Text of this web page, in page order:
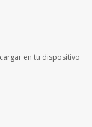
en tu dispositivo